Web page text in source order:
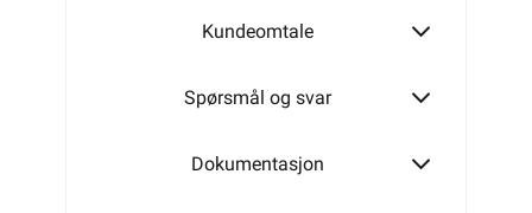
Kundeomtale
Spørsmål og svar
Dokumentasjon